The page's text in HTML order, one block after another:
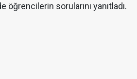
öğrencilerin sorularını yanıtladı.